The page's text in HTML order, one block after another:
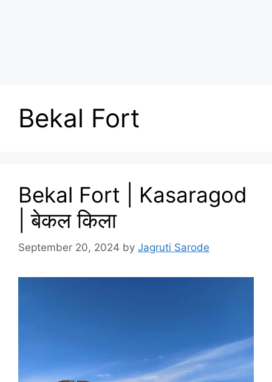
Bekal Fort
Bekal Fort | Kasaragod
| बेकल किला
September 20, 2024 by Jagruti Sarode